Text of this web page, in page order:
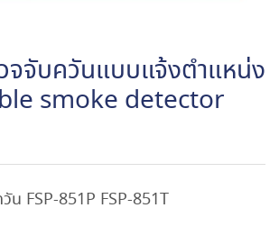
จับควันแบบแจ้งตำแหน่ง
smoke detector
FSP-851P FSP-851T